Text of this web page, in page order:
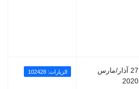
27 آذار/مارس
2020
الزيارات: 102428